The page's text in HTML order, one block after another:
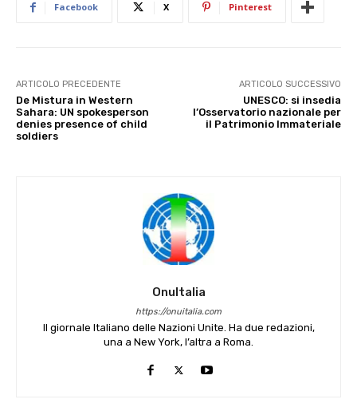
Facebook X Pinterest
ARTICOLO PRECEDENTE
De Mistura in Western
Sahara: UN spokesperson
denies presence of child
soldiers
ARTICOLO SUCCESSIVO
UNESCO: si insedia
l’Osservatorio nazionale per
il Patrimonio Immateriale
OnuItalia
https://onuitalia.com
Il giornale Italiano delle Nazioni Unite. Ha due redazioni,
una a New York, l’altra a Roma.